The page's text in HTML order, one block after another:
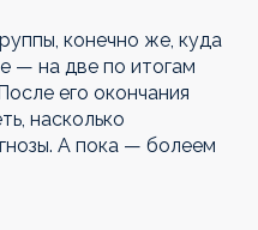
конечно же, куда
— на две по итогам
его окончания
насколько
А пока — болеем